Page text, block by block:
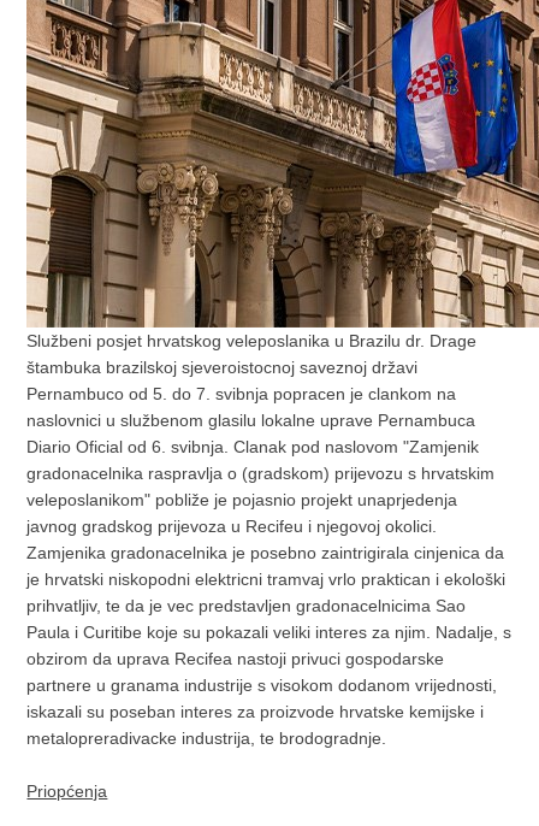
Službeni posjet hrvatskog veleposlanika u Brazilu dr. Drage
štambuka brazilskoj sjeveroistocnoj saveznoj državi
Pernambuco od 5. do 7. svibnja popracen je clankom na
naslovnici u službenom glasilu lokalne uprave Pernambuca
Diario Oficial od 6. svibnja. Clanak pod naslovom "Zamjenik
gradonacelnika raspravlja o (gradskom) prijevozu s hrvatskim
veleposlanikom" pobliže je pojasnio projekt unaprjedenja
javnog gradskog prijevoza u Recifeu i njegovoj okolici.
Zamjenika gradonacelnika je posebno zaintrigirala cinjenica da
je hrvatski niskopodni elektricni tramvaj vrlo praktican i ekološki
prihvatljiv, te da je vec predstavljen gradonacelnicima Sao
Paula i Curitibe koje su pokazali veliki interes za njim. Nadalje, s
obzirom da uprava Recifea nastoji privuci gospodarske
partnere u granama industrije s visokom dodanom vrijednosti,
iskazali su poseban interes za proizvode hrvatske kemijske i
metalopreradivacke industrija, te brodogradnje.
Priopćenja